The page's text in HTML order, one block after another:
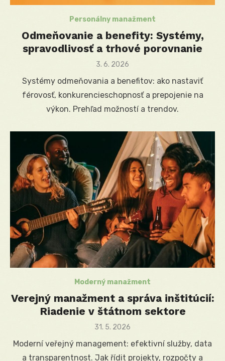
Personálny manažment
Odmeňovanie a benefity: Systémy,
spravodlivosť a trhové porovnanie
Posted
3. 6. 2026
Systémy odmeňovania a benefitov: ako nastaviť
férovosť, konkurencieschopnosť a prepojenie na
výkon. Prehľad možností a trendov.
Moderný manažment
Verejný manažment a správa inštitúcií:
Riadenie v štátnom sektore
Posted
31. 5. 2026
Moderní veřejný management: efektivní služby, data
a transparentnost. Jak řídit projekty, rozpočty a